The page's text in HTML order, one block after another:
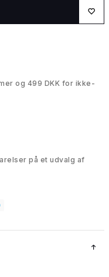
og 499 DKK for ikke-
på et udvalg af